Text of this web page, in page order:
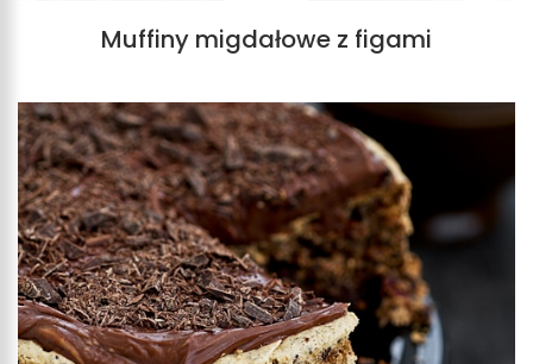
Muffiny migdałowe z figami